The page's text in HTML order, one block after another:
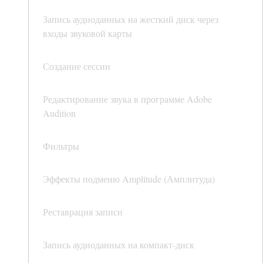
Запись аудиоданных на жесткий диск через
входы звуковой карты
Создание сессии
Редактирование звука в программе Adobe
Audition
Фильтры
Эффекты подменю Amplitude (Амплитуда)
Реставрация записи
Запись аудиоданных на компакт-диск